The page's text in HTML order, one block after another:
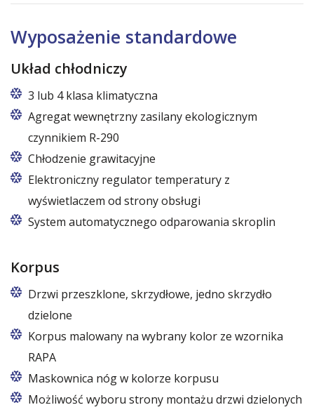
Wyposażenie standardowe
Układ chłodniczy
3 lub 4 klasa klimatyczna
Agregat wewnętrzny zasilany ekologicznym
czynnikiem R-290
Chłodzenie grawitacyjne
Elektroniczny regulator temperatury z
wyświetlaczem od strony obsługi
System automatycznego odparowania skroplin
Korpus
Drzwi przeszklone, skrzydłowe, jedno skrzydło
dzielone
Korpus malowany na wybrany kolor ze wzornika
RAPA
Maskownica nóg w kolorze korpusu
Możliwość wyboru strony montażu drzwi dzielonych